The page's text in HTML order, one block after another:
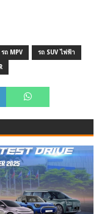
รถ MPV รถ SUV ไฟฟ้า